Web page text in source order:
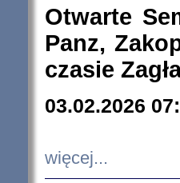
Otwarte
Panz,
czasie
03.02.2026
więcej...